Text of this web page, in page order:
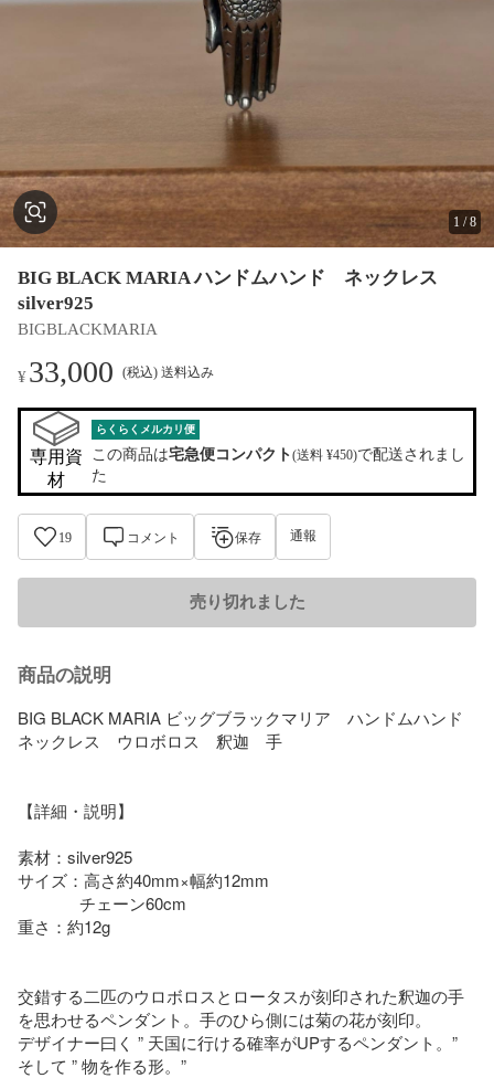
1 /8
BIG BLACK MARIA ハンドムハンド ネックレス
silver925
BIGBLACKMARIA
¥33,000 (税込) 送料込み
専用資
材
らくらくメルカリ便
この商品は宅急便コンパクト(送料 ¥450)で配送されまし
た
19 コメント 保存 通報
売り切れました
商品の説明
BIG BLACK MARIA ビッグブラックマリア　ハンドムハンド
ネックレス　ウロボロス　釈迦　手
【詳細・説明】
素材：silver925
サイズ：高さ約40mm×幅約12mm
重さ：約12g
交錯する二匹のウロボロスとロータスが刻印された釈迦の手
を思わせるペンダント。手のひら側には菊の花が刻印。
デザイナー曰く ” 天国に行ける確率がUPするペンダント。”
そして ” 物を作る形。”